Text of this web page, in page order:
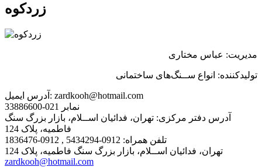
زردکوه
مدیریت: عباس مختاری
تولیدکننده: انواع ســنگهای ساختمانی
آدرس ایمیل: zardkooh@hotmail.com
نمابر
021-33886600
آدرس دفتر مرکزی: تهران، فدائیان اســلام، بازار بزرگ سنگ
فاطمیه، پلاک 124
تلفن همراه: 0912-5434294 , 0912-1836476
تهران، فدائیان اســلام، بازار بزرگ سنگ فاطمیه، پلاک 124
zardkooh@hotmail.com